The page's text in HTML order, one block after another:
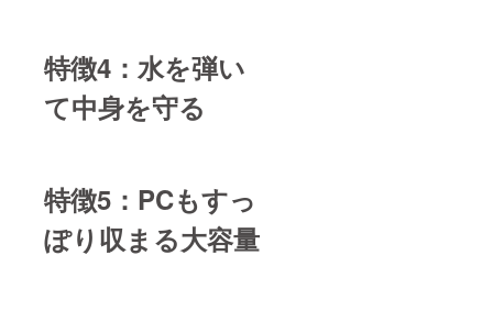
特徴4：水を弾い
て中身を守る
特徴5：PCもすっ
ぽり収まる大容量